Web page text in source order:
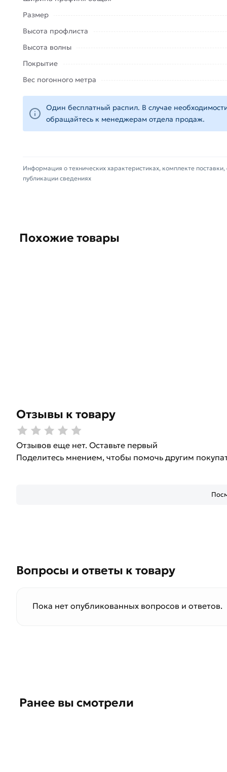
Данний товар от производителя Профлист
(наличие чека обязательно).
Размер
Высота профлиста
Высота волны
Покрытие
Вес погонного метра
Один бесплатный распил. В случае
обращайтесь к менеджерам отдела продаж.
Информация о технических характеристиках, комплекте
публикации сведениях
Похожие товары
Отзывы к товару
Отзывов еще нет. Оставьте первый
Поделитесь мнением, чтобы помочь другим
Вопросы и ответы к товару
Пока нет опубликованных вопросов и ответов.
Ранее вы смотрели